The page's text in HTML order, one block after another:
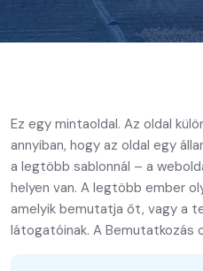
Ez egy mintaoldal. Az oldal
annyiban, hogy az oldal egy
a legtöbb sablonnál – a
helyen van. A legtöbb ember
amelyik bemutatja őt, vagy a
látogatóinak. A Bemutatkozás